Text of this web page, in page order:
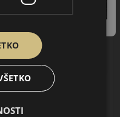
MONTÁŽ K NOVEJ SADE
PNEUMATÍK!
Použite kupónový kód
ROZBEH